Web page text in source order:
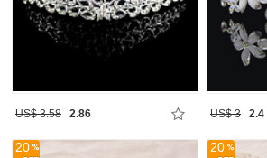
US$ 3.58 2.86 US$ 3 2.4
20 20